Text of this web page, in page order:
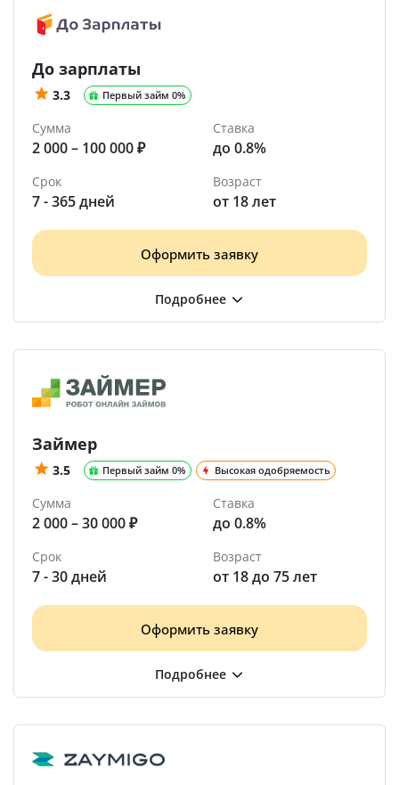
До зарплаты
3.3 Первый займ 0%
Сумма
2 000 – 100 000 ₽
Ставка
до 0.8%
Срок
7 - 365 дней
Возраст
от 18 лет
Оформить заявку
Займер
3.5 Первый займ 0% Высокая одобряемость
Сумма
2 000 – 30 000 ₽
Ставка
до 0.8%
Срок
7 - 30 дней
Возраст
от 18 до 75 лет
Оформить заявку